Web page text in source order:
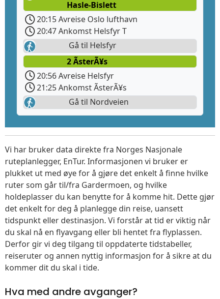
Hasle-Bislett
20:15 Avreise Oslo lufthavn
20:47 Ankomst Helsfyr T
Gå til Helsfyr
2 ÃsterÃ¥s
20:56 Avreise Helsfyr
21:25 Ankomst ÃsterÃ¥s
Gå til Nordveien
Vi har bruker data direkte fra Norges Nasjonale
ruteplanlegger, EnTur. Informasjonen vi bruker er
plukket ut med øye for å gjøre det enkelt å finne hvilke
ruter som går til/fra Gardermoen, og hvilke
holdeplasser du kan benytte for å komme hit. Dette gjør
det enkelt for deg å planlegge din reise, uansett
tidspunkt eller destinasjon. Vi forstår at tid er viktig når
du skal nå en flyavgang eller bli hentet fra flyplassen.
Derfor gir vi deg tilgang til oppdaterte tidstabeller,
reiseruter og annen nyttig informasjon for å sikre at du
kommer dit du skal i tide.
Hva med andre avganger?